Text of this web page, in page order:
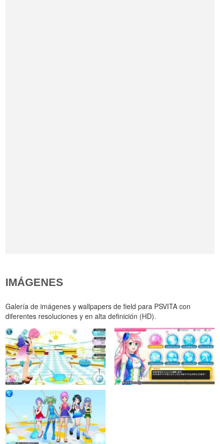
IMÁGENES
Galería de imágenes y wallpapers de field para PSVITA con
diferentes resoluciones y en alta definición (HD).